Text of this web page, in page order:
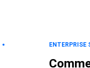
ENTERPRISE